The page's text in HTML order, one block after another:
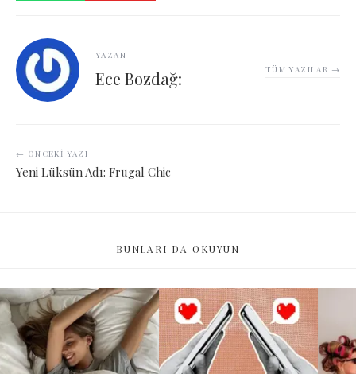
YAZAN
Ece Bozdağ: TÜM YAZILAR →
← ÖNCEKI YAZI
Yeni Lüksün Adı: Frugal Chic
BUNLARI DA OKUYUN